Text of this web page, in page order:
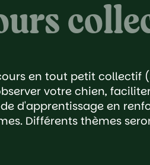
en tout petit
votre chien,
d'apprentissage en
Différents thèmes